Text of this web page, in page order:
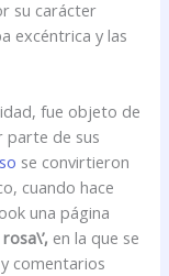
su carácter
excéntrica y las
fue objeto de
parte de sus
se convirtieron
cuando hace
una página
en la que se
comentarios